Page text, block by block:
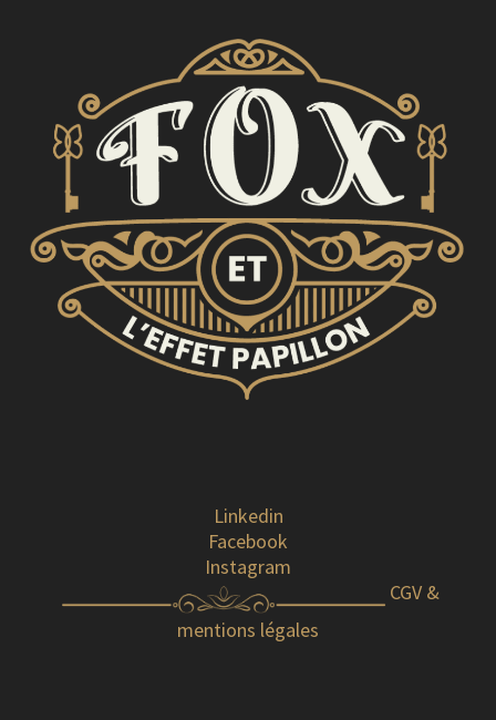
Linkedin
Facebook
Instagram
CGV &
mentions légales